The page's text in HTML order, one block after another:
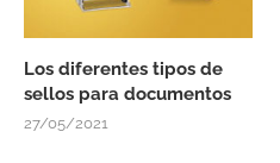
Los diferentes tipos de
sellos para documentos
27/05/2021